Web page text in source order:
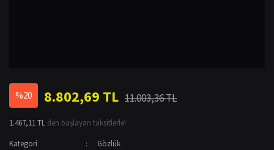
%20 8.802,69 TL 11.003,36 TL
1.467,11 TL den başlayan taksitlerle!
Kategori
Gözlük